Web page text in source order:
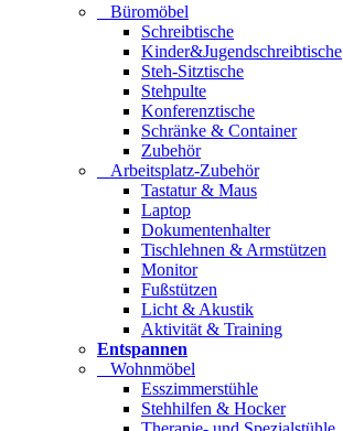
Büromöbel
Schreibtische
Kinder&Jugendschreibtische
Steh-Sitztische
Stehpulte
Konferenztische
Schränke & Container
Zubehör
Arbeitsplatz-Zubehör
Tastatur & Maus
Laptop
Dokumentenhalter
Tischlehnen & Armstützen
Monitor
Fußstützen
Licht & Akustik
Aktivität & Training
Entspannen
Wohnmöbel
Esszimmerstühle
Stehhilfen & Hocker